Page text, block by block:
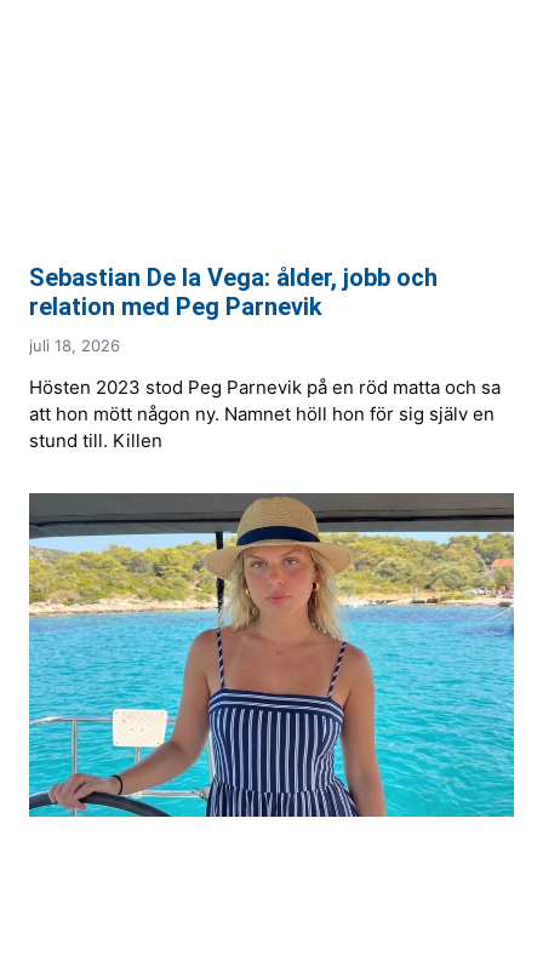
Sebastian De la Vega: ålder, jobb och
relation med Peg Parnevik
juli 18, 2026
Hösten 2023 stod Peg Parnevik på en röd matta och sa
att hon mött någon ny. Namnet höll hon för sig själv en
stund till. Killen